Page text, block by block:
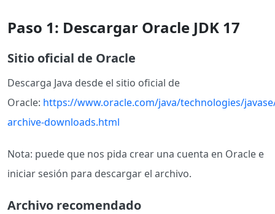
Paso 1: Descargar Oracle JDK 17
Sitio oficial de Oracle
Descarga Java desde el sitio oficial de
Oracle: https://www.oracle.com/java/technologies/
archive-downloads.html
Nota: puede que nos pida crear una cuenta en Oracle e
iniciar sesión para descargar el archivo.
Archivo recomendado